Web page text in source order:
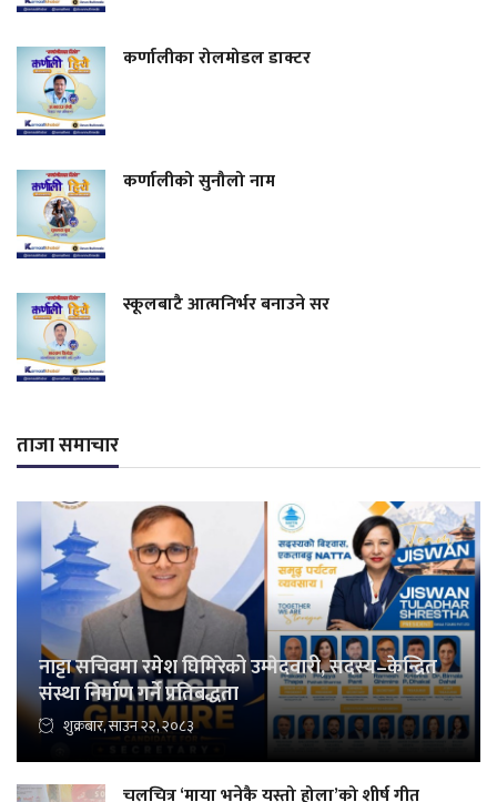
कर्णालीका रोलमोडल डाक्टर
कर्णालीको सुनौलो नाम
स्कूलबाटै आत्मनिर्भर बनाउने सर
ताजा समाचार
नाट्टा सचिवमा रमेश घिमिरेको उम्मेदवारी, सदस्य–केन्द्रित
संस्था निर्माण गर्ने प्रतिबद्धता
शुक्रबार, साउन २२, २०८३